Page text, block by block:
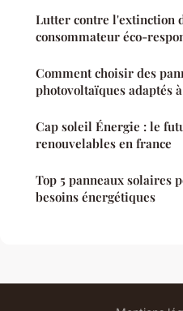
Lutter contre l'extinction
consommateur éco-
Comment choisir des
photovoltaïques adaptés
Cap soleil Énergie : le
renouvelables en france
Top 5 panneaux solaires
besoins énergétiques